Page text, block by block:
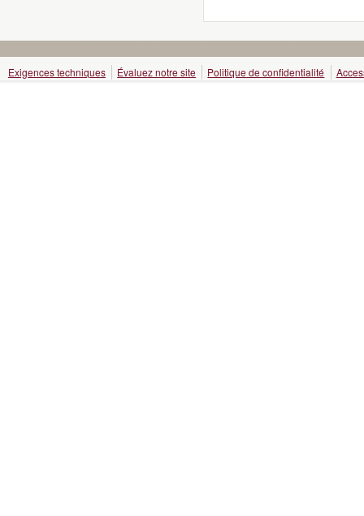
Exigences techniques Évaluez notre site Politique de confidentialité